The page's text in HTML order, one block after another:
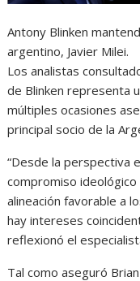
Antony Blinken
argentino, Javier Milei.
Los analistas
de Blinken representa
múltiples ocasiones
principal socio de la
“Desde la perspectiva
compromiso
alineación favorable a
hay intereses
reflexionó el
Tal como aseguró